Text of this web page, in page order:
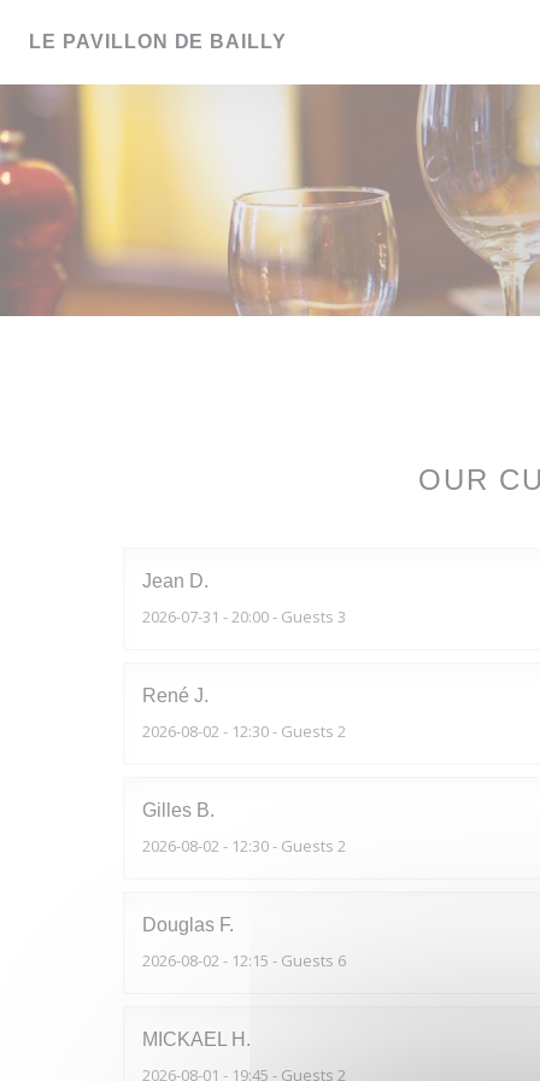
LE PAVILLON DE BAILLY
OUR
Jean D
2026-07-31 - 20:00 - Guests 3
René J
2026-08-02 - 12:30 - Guests 2
Gilles B
2026-08-02 - 12:30 - Guests 2
Douglas F
2026-08-02 - 12:15 - Guests 6
MICKAEL H
2026-08-01 - 19:45 - Guests 2